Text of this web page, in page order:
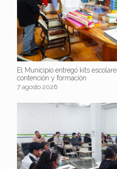
El Municipio entregó kits
contención y formación
7 agosto 2026